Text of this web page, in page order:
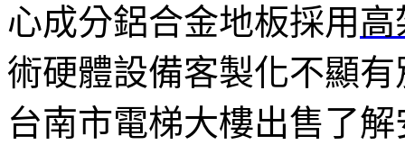
心成分鋁合金地板採用 高
術硬體設備客製化不顯有
台南市電梯大樓出售了